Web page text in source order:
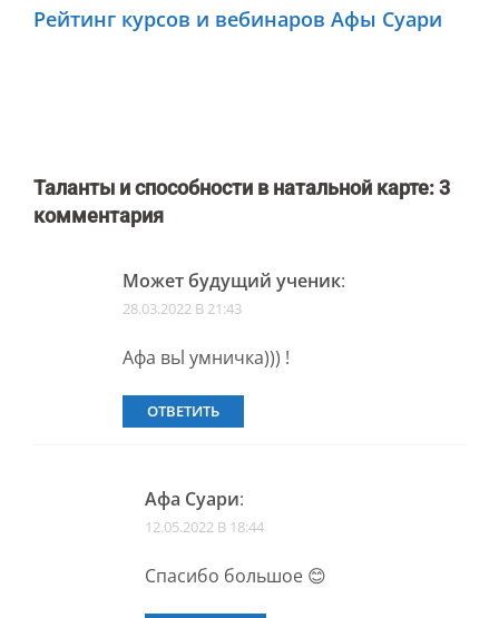
Рейтинг курсов и вебинаров Афы Суари
Таланты и способности в натальной карте: 3
комментария
Может будущий ученик:
28.03.2022 В 21:43
Афа вьl умничка))) !
ОТВЕТИТЬ
Афа Суари:
12.05.2022 В 18:44
Спасибо большое 😊